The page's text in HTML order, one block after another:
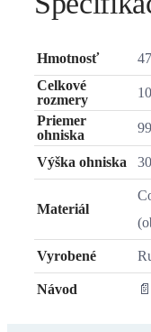
Hmotnosť
Celkové
rozmery
Priemer
ohniska
Výška ohniska
Materiál
Vyrobené
Návod 📄